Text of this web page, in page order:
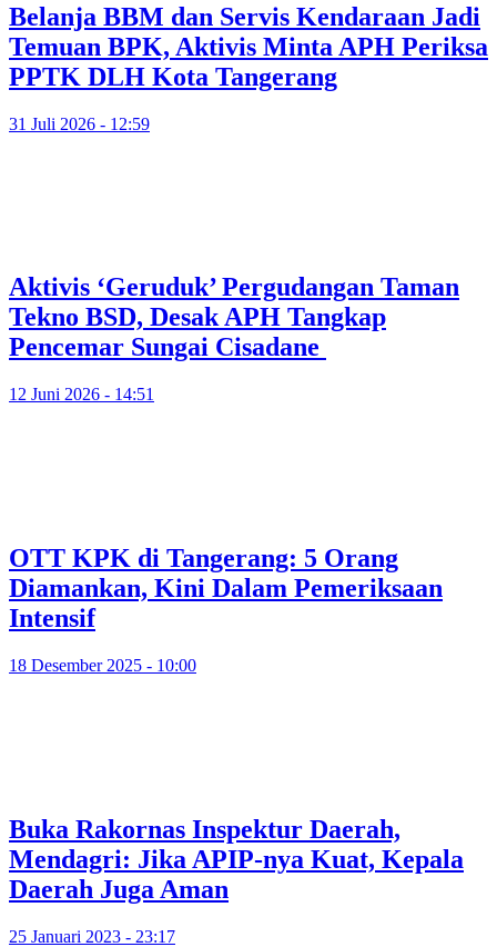
Belanja BBM dan Servis Kendaraan Jadi
Temuan BPK, Aktivis Minta APH Periksa
PPTK DLH Kota Tangerang
31 Juli 2026 - 12:59
Aktivis ‘Geruduk’ Pergudangan Taman
Tekno BSD, Desak APH Tangkap
Pencemar Sungai Cisadane
12 Juni 2026 - 14:51
OTT KPK di Tangerang: 5 Orang
Diamankan, Kini Dalam Pemeriksaan
Intensif
18 Desember 2025 - 10:00
Buka Rakornas Inspektur Daerah,
Mendagri: Jika APIP-nya Kuat, Kepala
Daerah Juga Aman
25 Januari 2023 - 23:17